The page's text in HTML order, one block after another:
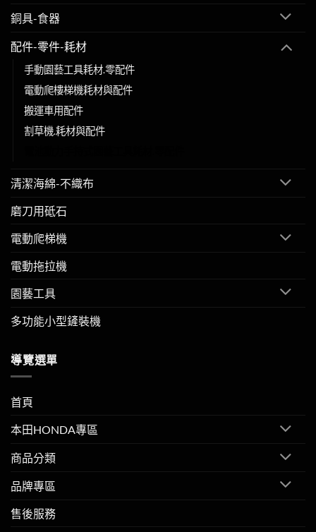
銅具-食器
配件-零件-耗材
手動園藝工具耗材.零配件
電動爬樓梯機耗材與配件
搬運車用配件
割草機.耗材與配件
清潔海綿-不織布
磨刀用砥石
電動爬梯機
電動拖拉機
園藝工具
多功能小型鏟裝機
導覽選單
首頁
本田HONDA專區
商品分類
品牌專區
售後服務